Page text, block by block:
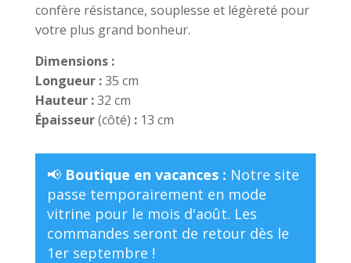
confère résistance, souplesse et légèreté pour
votre plus grand bonheur.
Dimensions :
Longueur :35 cm
Hauteur :32 cm
Épaisseur(côté) :13 cm
📢 Boutique en vacances : Notre site
passe temporairement en mode
vitrine pour le mois d'août. Les
commandes seront de retour dès le
1er septembre !